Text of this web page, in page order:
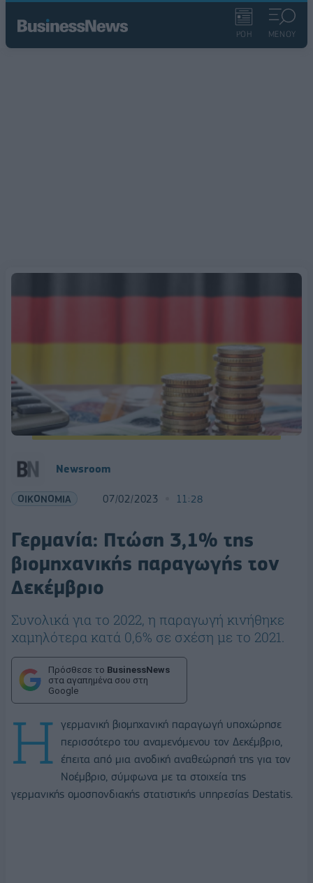
ΡΟΗ ΜΕΝΟΥ
Newsroom
ΟΙΚΟΝΟΜΙΑ 07/02/2023 11:28
Γερμανία: Πτώση 3,1% της
βιομηχανικής παραγωγής τον
Δεκέμβριο
Συνολικά για το 2022, η παραγωγή κινήθηκε
χαμηλότερα κατά 0,6% σε σχέση με το 2021.
Πρόσθεσε το BusinessNews
στα αγαπημένα σου στη
Google
Η γερμανική βιομηχανική παραγωγή υποχώρησε
περισσότερο του αναμενόμενου τον Δεκέμβριο,
έπειτα από μια ανοδική αναθεώρησή της για τον
Νοέμβριο, σύμφωνα με τα στοιχεία της
γερμανικής ομοσπονδιακής στατιστικής υπηρεσίας Destatis.